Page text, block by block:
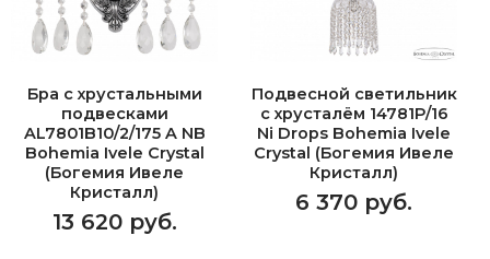
Бра с хрустальными
подвесками
AL7801B10/2/175 A NB
Bohemia Ivele Crystal
(Богемия Ивеле
Кристалл)
13 620 руб.
Подвесной светильник
с хрусталём 14781P/16
Ni Drops Bohemia Ivele
Crystal (Богемия Ивеле
Кристалл)
6 370 руб.